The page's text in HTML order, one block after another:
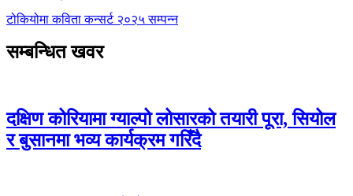
टोकियोमा कविता कन्सर्ट २०२५ सम्पन्न
सम्बन्धित खवर
दक्षिण कोरियामा ग्याल्पो लोसारको तयारी पूरा, सियोल
र बुसानमा भव्य कार्यक्रम गरिँदै